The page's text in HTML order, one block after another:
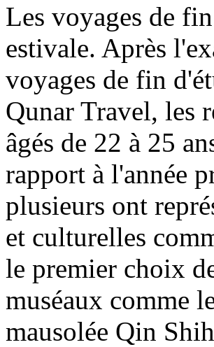
Les voyages de
estivale. Après
voyages de fin
Qunar Travel, les
âgés de 22 à 25
rapport à l'année
plusieurs ont
et culturelles
le premier choix
muséaux comme
mausolée Qin